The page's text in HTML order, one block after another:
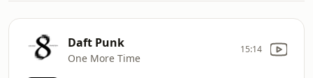
Daft Punk
One More Time
15:14